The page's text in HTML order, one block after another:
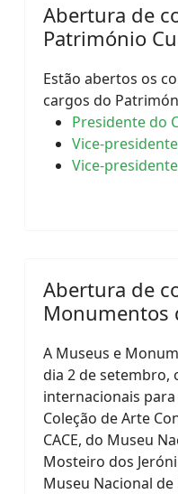
Abertura de
Património
Estão abertos os
cargos do
Presidente do
Vice-
Vice-
Abertura de
Monumentos
A Museus e
dia 2 de setembro,
internacionais
Coleção de Arte
CACE, do Museu
Mosteiro dos
Museu Nacional